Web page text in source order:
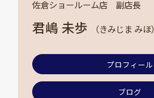
佐倉ショールーム店 副店長
君嶋 未歩 （きみじま みほ）
プロフィール
ブログ